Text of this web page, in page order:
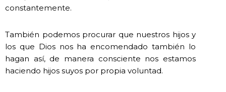
constantemente.
También podemos procurar que nuestros hijos y
los que Dios nos ha encomendado también lo
hagan así, de manera consciente nos estamos
haciendo hijos suyos por propia voluntad.